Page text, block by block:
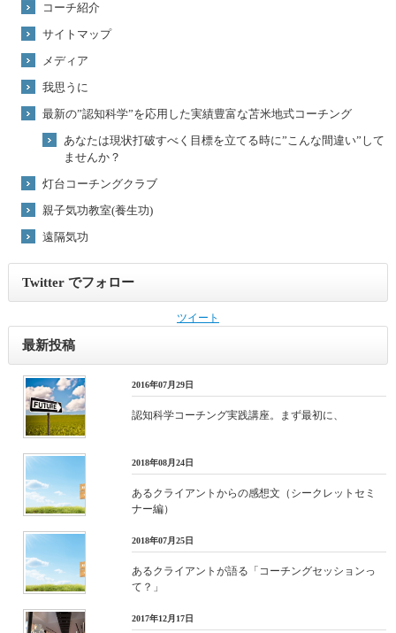
コーチ紹介
サイトマップ
メディア
我思うに
最新の”認知科学”を応用した実績豊富な苫米地式コーチング
あなたは現状打破すべく目標を立てる時に”こんな間違い”して
ませんか？
灯台コーチングクラブ
親子気功教室(養生功)
遠隔気功
Twitter でフォロー
ツイート
最新投稿
2016年07月29日
認知科学コーチング実践講座。まず最初に、
2018年08月24日
あるクライアントからの感想文（シークレットセミ
ナー編）
2018年07月25日
あるクライアントが語る「コーチングセッションっ
て？」
2017年12月17日